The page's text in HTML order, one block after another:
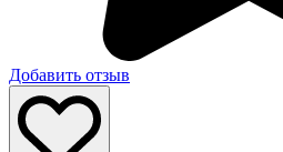
Добавить отзыв